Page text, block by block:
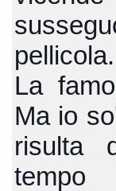
pellicola.
La
Ma io
risulta